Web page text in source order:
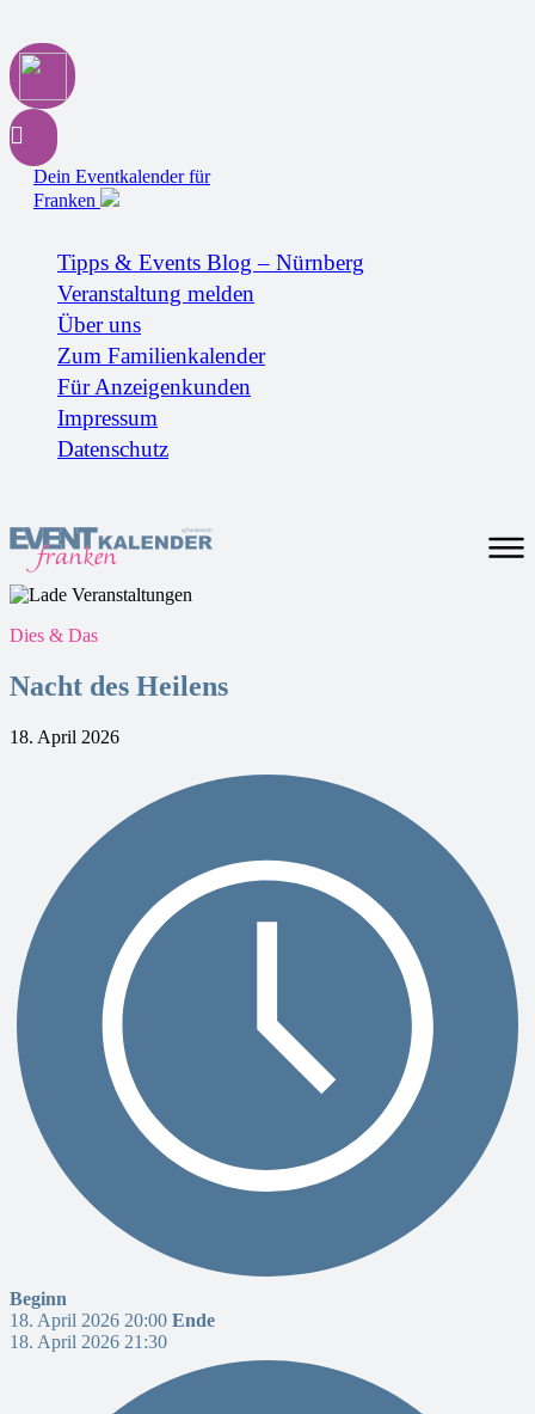
Dein Eventkalender für
Franken
Tipps & Events Blog – Nürnberg
Veranstaltung melden
Über uns
Zum Familienkalender
Für Anzeigenkunden
Impressum
Datenschutz
Dies & Das
Nacht des Heilens
18. April 2026
Beginn
18. April 2026 20:00 Ende
18. April 2026 21:30